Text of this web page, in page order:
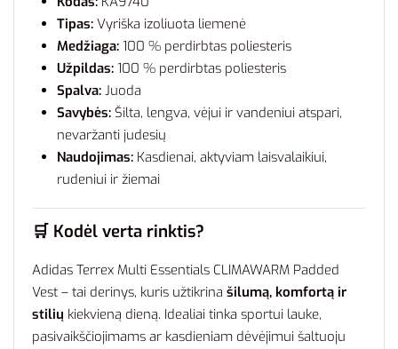
Tipas: Vyriška izoliuota liemenė
Medžiaga: 100 % perdirbtas poliesteris
Užpildas: 100 % perdirbtas poliesteris
Spalva: Juoda
Savybės: Šilta, lengva, vėjui ir vandeniui atspari,
nevaržanti judesių
Naudojimas: Kasdienai, aktyviam laisvalaikiui,
rudeniui ir žiemai
🛒 Kodėl verta rinktis?
Adidas Terrex Multi Essentials CLIMAWARM Padded
Vest – tai derinys, kuris užtikrina šilumą, komfortą ir
stilių kiekvieną dieną. Idealiai tinka sportui lauke,
pasivaikščiojimams ar kasdieniam dėvėjimui šaltuoju